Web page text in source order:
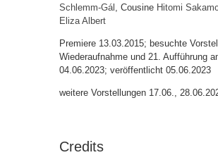
Schlemm-Gál , Cousine Hitomi
Eliza Albert
Premiere 13.03.2015; besuchte
Wiederaufnahme und 21. Aufführung
04.06.2023; veröffentlicht 05.06.2023
weitere Vorstellungen 17.06.,
Credits